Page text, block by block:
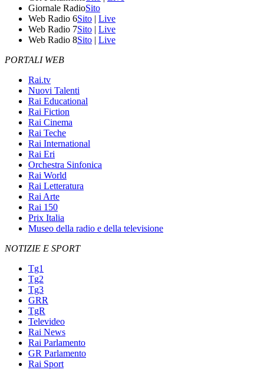
Giornale RadioSito
Web Radio 6Sito | Live
Web Radio 7Sito | Live
Web Radio 8Sito | Live
PORTALI WEB
Rai.tv
Nuovi Talenti
Rai Educational
Rai Fiction
Rai Cinema
Rai Teche
Rai International
Rai Eri
Orchestra Sinfonica
Rai World
Rai Letteratura
Rai Arte
Rai 150
Prix Italia
Museo della radio e della televisione
NOTIZIE E SPORT
Tg1
Tg2
Tg3
GRR
TgR
Televideo
Rai News
Rai Parlamento
GR Parlamento
Rai Sport